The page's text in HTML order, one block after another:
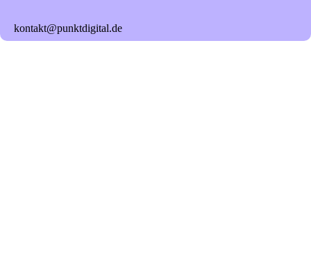
kontakt@punktdigital.de